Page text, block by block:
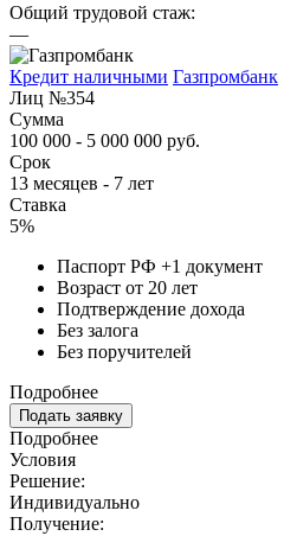
Общий трудовой стаж:
—
Кредит наличными Газпромбанк
Лиц №354
Сумма
100 000 - 5 000 000 руб.
Срок
13 месяцев - 7 лет
Ставка
5%
Паспорт РФ +1 документ
Возраст от 20 лет
Подтверждение дохода
Без залога
Без поручителей
Подробнее
Подать заявку
Подробнее
Условия
Решение:
Индивидуально
Получение: